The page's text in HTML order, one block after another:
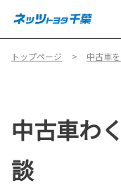
トップページ 中古車
中古車わ
談